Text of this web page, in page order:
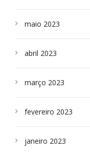
maio 2023
abril 2023
março 2023
fevereiro 2023
janeiro 2023